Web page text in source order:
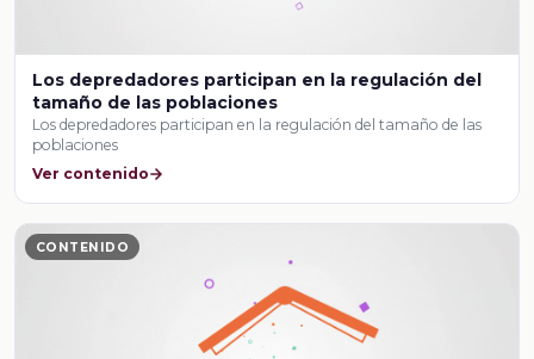
Los depredadores participan en la regulación del
tamaño de las poblaciones
Los depredadores participan en la regulación del tamaño de las
poblaciones
Ver contenido
CONTENIDO